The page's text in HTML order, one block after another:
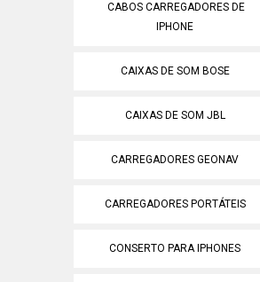
CABOS CARREGADORES DE
IPHONE
CAIXAS DE SOM BOSE
CAIXAS DE SOM JBL
CARREGADORES GEONAV
CARREGADORES PORTÁTEIS
CONSERTO PARA IPHONES